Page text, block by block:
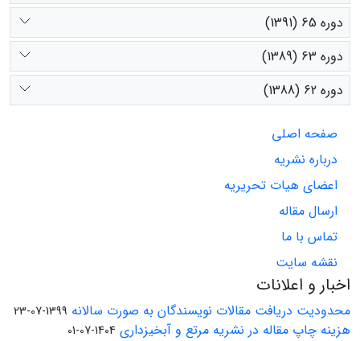
دوره 65 (1391)
دوره 63 (1389)
دوره 62 (1388)
صفحه اصلی
درباره نشریه
اعضای هیات تحریریه
ارسال مقاله
تماس با ما
نقشه سایت
اخبار و اعلانات
محدودیت دریافت مقالات نویسندگان به صورت سالانه 1399-07-23
هزینه چاپ مقاله در نشریه مرتع و آبخیزداری 1404-07-01